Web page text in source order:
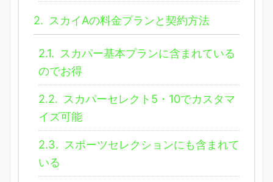
2. スカイAの料金プランと契約方法
2.1. スカパー基本プランに含まれている
のでお得
2.2. スカパーセレクト5・10でカスタマ
イズ可能
2.3. スポーツセレクションにも含まれて
いる